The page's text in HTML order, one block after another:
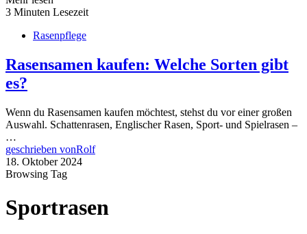
3 Minuten Lesezeit
Rasenpflege
Rasensamen kaufen: Welche Sorten gibt
es?
Wenn du Rasensamen kaufen möchtest, stehst du vor einer großen
Auswahl. Schattenrasen, Englischer Rasen, Sport- und Spielrasen –
…
geschrieben vonRolf
18. Oktober 2024
Browsing Tag
Sportrasen